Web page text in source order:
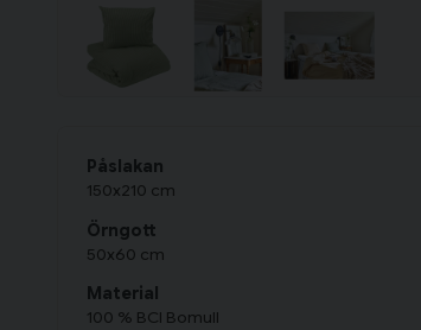
Påslakan
150x210 cm
Örngott
50x60 cm
Material
100 % BCI Bomull